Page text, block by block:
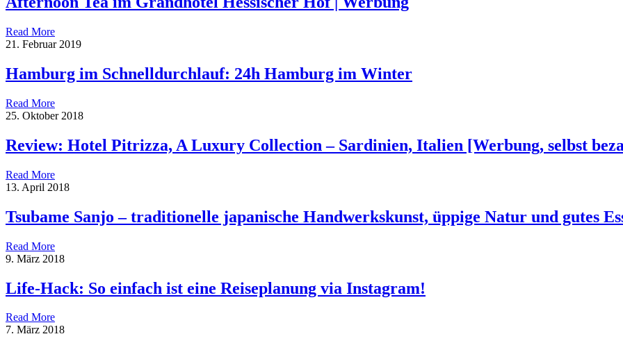
Read More
21. Februar 2019
Hamburg im Schnelldurchlauf: 24h Hamburg im Winter
Read More
25. Oktober 2018
Review: Hotel Pitrizza, A Luxury Collection – Sardinien, Italien [Werbung, selbst
Read More
13. April 2018
Tsubame Sanjo – traditionelle japanische Handwerkskunst, üppige Natur und gutes
Read More
9. März 2018
Life-Hack: So einfach ist eine Reiseplanung via Instagram!
Read More
7. März 2018